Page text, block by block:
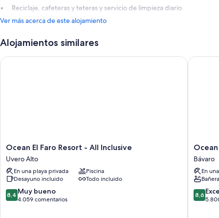
Reciclaje, cafeteras y teteras y servicio de limpieza diario
Ver más acerca de este alojamiento
Alojamientos similares
Ocean
El
Faro
Resort
-
All
Inclusive
Ocean El Faro Resort - All Inclusive
Uvero Alto
En una playa privada
Piscina
Desayuno incluido
Todo incluido
8.4
sobre
8,4 Muy bueno
4.059 comentarios
Ocean El Faro Resort - All Inclusive
Ocean
Blue
&
Sand
Beach
Resort
-
Bávaro
En
8.6
sobre
8,6
Ocean